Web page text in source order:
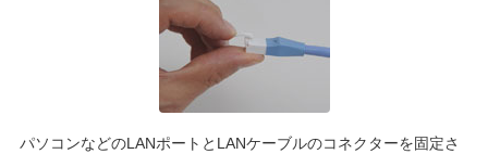
パソコンなどのLANポートとLANケーブルのコネクターを固定さ